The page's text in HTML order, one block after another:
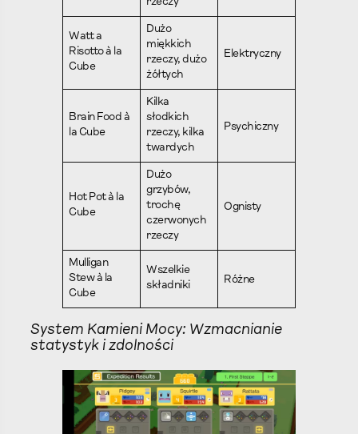
Watt a
Risotto à la
Cube
Dużo
miękkich
rzeczy, dużo
żółtych
Elektryczny
Brain Food à
la Cube
Kilka
słodkich
rzeczy, kilka
twardych
Psychiczny
Hot Pot à la
Cube
Dużo
grzybów,
trochę
czerwonych
rzeczy
Ognisty
Mulligan
Stew à la
Cube
Wszelkie
składniki
Różne
System Kamieni Mocy: Wzmacnianie
statystyk i zdolności